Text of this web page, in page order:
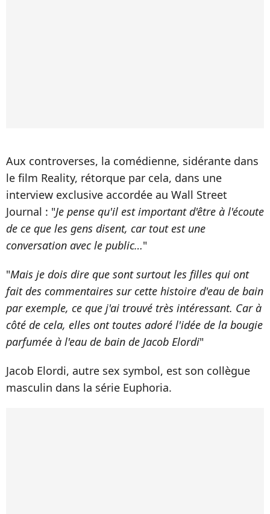
Aux controverses, la comédienne, sidérante dans
le film Reality, rétorque par cela, dans une
interview exclusive accordée au Wall Street
Journal : "Je pense qu'il est important d'être à l'écoute
de ce que les gens disent, car tout est une
conversation avec le public…"
"Mais je dois dire que sont surtout les filles qui ont
fait des commentaires sur cette histoire d'eau de bain
par exemple, ce que j'ai trouvé très intéressant. Car à
côté de cela, elles ont toutes adoré l'idée de la bougie
parfumée à l'eau de bain de Jacob Elordi"
Jacob Elordi, autre sex symbol, est son collègue
masculin dans la série Euphoria.